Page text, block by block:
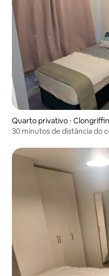
Quarto privativo ⋅ Clongriffin
30 minutos de distância do